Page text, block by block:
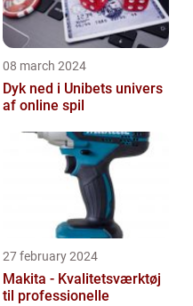
08 march 2024
Dyk ned i Unibets univers
af online spil
27 february 2024
Makita - Kvalitetsværktøj
til professionelle